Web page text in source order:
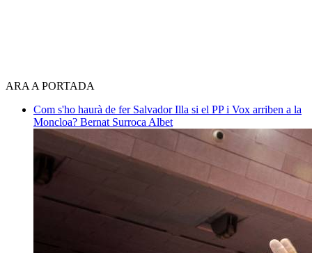
ARA A PORTADA
Com s'ho haurà de fer Salvador Illa si el PP i Vox arriben a la
Moncloa? Bernat Surroca Albet